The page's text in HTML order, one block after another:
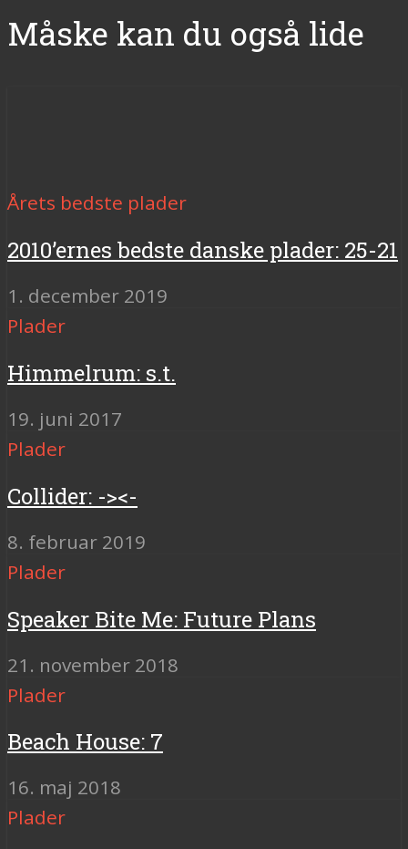
Måske kan du også lide
Årets bedste plader
2010’ernes bedste danske plader: 25-21
1. december 2019
Plader
Himmelrum: s.t.
19. juni 2017
Plader
Collider: -><-
8. februar 2019
Plader
Speaker Bite Me: Future Plans
21. november 2018
Plader
Beach House: 7
16. maj 2018
Plader